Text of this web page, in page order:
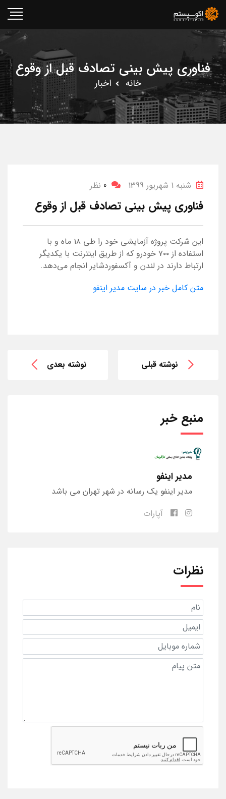
فناوری پیش بینی تصادف قبل از وقوع
خانه اخبار
شنبه 1 شهریور 1399 0 نظر
فناوری پیش بینی تصادف قبل از وقوع
این شرکت پروژه آزمایشی خود را طی ۱۸ ماه و با
استفاده از ۷۰۰ خودرو که از طریق اینترنت با یکدیگر
ارتباط دارند در لندن و آکسفوردشایر انجام می‌دهد.
متن کامل خبر در سایت مدیر اینفو
نوشته قبلی نوشته بعدی
منبع خبر
مدیر اینفو
مدیر اینفو یک رسانه در شهر تهران می باشد
آپارات
نظرات